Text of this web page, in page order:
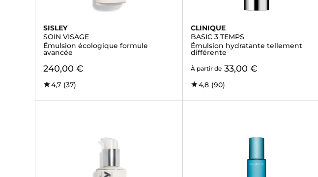
SISLEY
SOIN VISAGE
Émulsion écologique formule
avancée
240,00 €
4,7 (37)
CLINIQUE
BASIC 3 TEMPS
Émulsion hydratante tellement
différente
À partir de 33,00 €
4,8 (90)